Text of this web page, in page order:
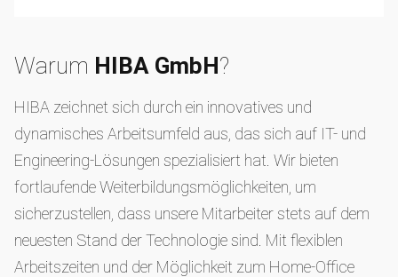
Warum HIBA GmbH?
HIBA zeichnet sich durch ein innovatives und
dynamisches Arbeitsumfeld aus, das sich auf IT- und
Engineering-Lösungen spezialisiert hat. Wir bieten
fortlaufende Weiterbildungsmöglichkeiten, um
sicherzustellen, dass unsere Mitarbeiter stets auf dem
neuesten Stand der Technologie sind. Mit flexiblen
Arbeitszeiten und der Möglichkeit zum Home-Office